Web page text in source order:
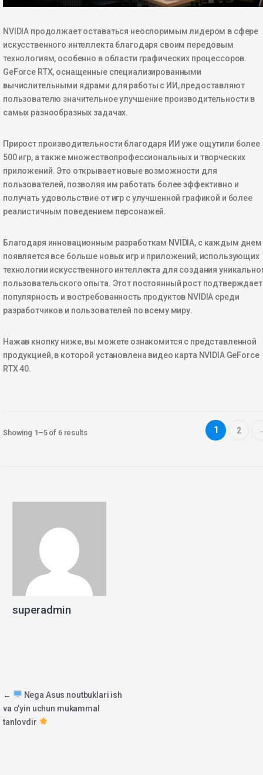
NVIDIA продолжает оставаться неоспоримым лидером в сфере
искусственного интеллекта благодаря своим передовым
технологиям, особенно в области графических процессоров.
GeForce RTX, оснащенные специализированными
вычислительными ядрами для работы с ИИ, предоставляют
пользователю значительное улучшение производительности в
самых разнообразных задачах.
Прирост производительности благодаря ИИ уже ощутили более
500 игр, а также множествопрофессиональных и творческих
приложений. Это открывает новые возможности для
пользователей, позволяя им работать более эффективно и
получать удовольствие от игр с улучшенной графикой и более
реалистичным поведением персонажей.
Благодаря инновационным разработкам NVIDIA, с каждым днем
появляется все больше новых игр и приложений, использующих
технологии искусственного интеллекта для создания
пользовательского опыта. Этот постоянный рост подтверждает
популярность и востребованность продуктов NVIDIA среди
разработчиков и пользователей по всему миру.
Нажав кнопку ниже, вы можете ознакомится с представленной
продукцией, в которой установлена видео карта NVIDIA GeForce
RTX40.
Showing 1–5 of 6 results 1 2
superadmin
Навигация
по
←
Nega Asus noutbuklari ish
va o’yin uchun mukammal
tanlovdir